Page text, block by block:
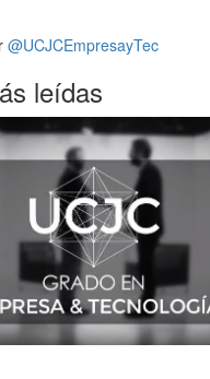
@UCJCEmpresayTec
leídas